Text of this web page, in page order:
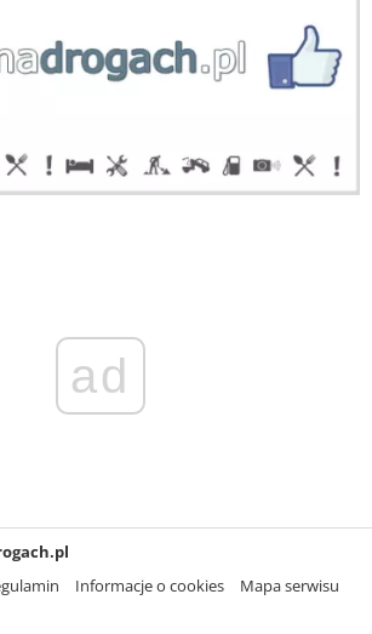
ad
Informacje o cookies
Mapa serwisu